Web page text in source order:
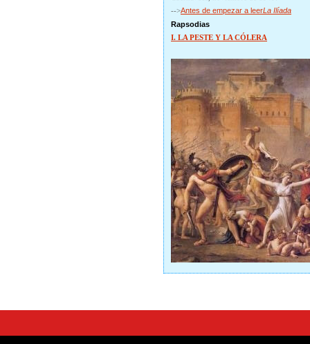
-->Antes de empezar a leerLa Ilíada
Rapsodias
I. LA PESTE Y LA CÓLERA